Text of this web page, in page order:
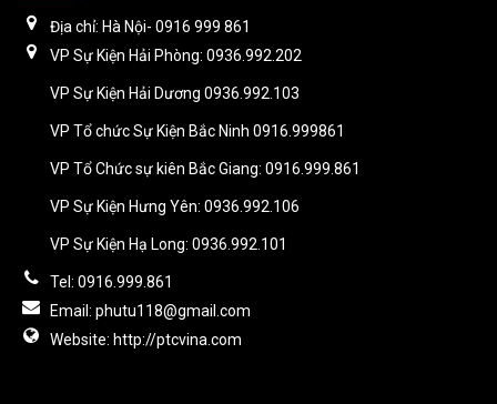
Địa chỉ: Hà Nội- 0916 999 861
VP Sự Kiện Hải Phòng: 0936.992.202
VP Sự Kiện Hải Dương 0936.992.103
VP Tổ chức Sự Kiện Bắc Ninh 0916.999861
VP Tổ Chức sự kiên Bắc Giang: 0916.999.861
VP Sự Kiện Hưng Yên: 0936.992.106
VP Sự Kiện Hạ Long: 0936.992.101
Tel: 0916.999.861
Email: phutu118@gmail.com
Website: http://ptcvina.com